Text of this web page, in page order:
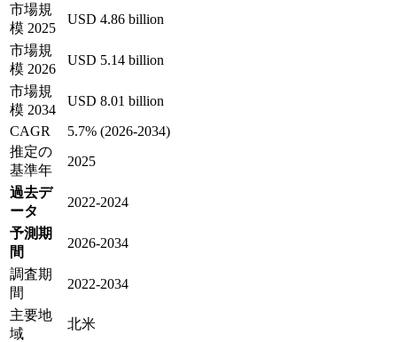
市場規
模 2025
USD 4.86 billion
市場規
模 2026
USD 5.14 billion
市場規
模 2034
USD 8.01 billion
CAGR
5.7% (2026-2034)
推定の
基準年
2025
過去デ
ータ
2022-2024
予測期
間
2026-2034
調査期
間
2022-2034
主要地
域
北米